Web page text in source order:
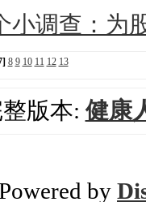
小调查：为
8 9 10 11 12 13
版本:健康
by